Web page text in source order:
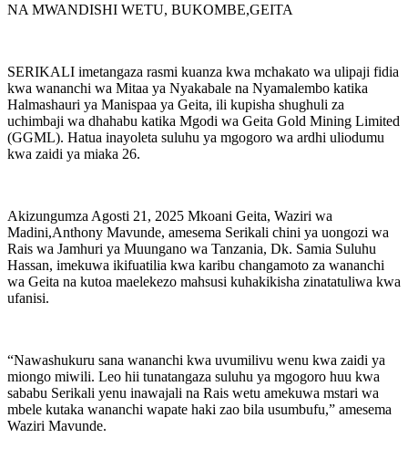
NA MWANDISHI WETU, BUKOMBE,GEITA
SERIKALI imetangaza rasmi kuanza kwa mchakato wa ulipaji fidia
kwa wananchi wa Mitaa ya Nyakabale na Nyamalembo katika
Halmashauri ya Manispaa ya Geita, ili kupisha shughuli za
uchimbaji wa dhahabu katika Mgodi wa Geita Gold Mining Limited
(GGML). Hatua inayoleta suluhu ya mgogoro wa ardhi uliodumu
kwa zaidi ya miaka 26.
Akizungumza Agosti 21, 2025 Mkoani Geita, Waziri wa
Madini,Anthony Mavunde, amesema Serikali chini ya uongozi wa
Rais wa Jamhuri ya Muungano wa Tanzania, Dk. Samia Suluhu
Hassan, imekuwa ikifuatilia kwa karibu changamoto za wananchi
wa Geita na kutoa maelekezo mahsusi kuhakikisha zinatatuliwa kwa
ufanisi.
“Nawashukuru sana wananchi kwa uvumilivu wenu kwa zaidi ya
miongo miwili. Leo hii tunatangaza suluhu ya mgogoro huu kwa
sababu Serikali yenu inawajali na Rais wetu amekuwa mstari wa
mbele kutaka wananchi wapate haki zao bila usumbufu,” amesema
Waziri Mavunde.